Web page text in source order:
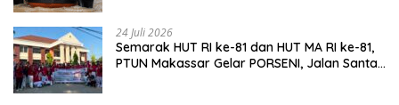
24 Juli 2026
Semarak HUT RI ke-81 dan HUT MA RI ke-81,
PTUN Makassar Gelar PORSENI, Jalan Santai